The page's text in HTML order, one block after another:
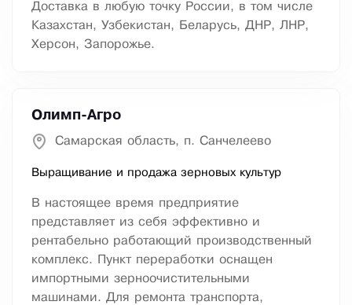
Доставка в любую точку России, в том числе
Казахстан, Узбекистан, Беларусь, ДНР, ЛНР,
Херсон, Запорожье.
Олимп-Агро
Самарская область, п. Санчелеево
Выращивание и продажа зерновых культур
В настоящее время предприятие
представляет из себя эффективно и
рентабельно работающий производственный
комплекс. Пункт переработки оснащен
импортными зерноочистительными
машинами. Для ремонта транспорта,